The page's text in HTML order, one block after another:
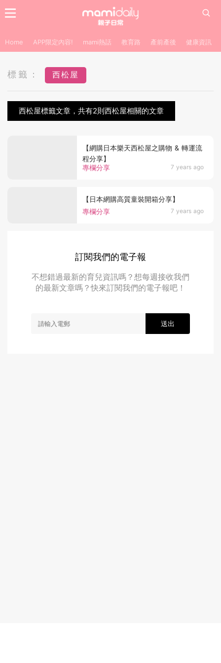
Home APP限定內容! mami熱話 教育路 產前產後 健康資訊
標籤： 西松屋
西松屋標籤文章，共有2則西松屋相關的文章
專欄分享 7 years ago
【網購日本樂天西松屋之購物 & 轉運流
程分享】
專欄分享 7 years ago
【日本網購高質童裝開箱分享】
訂閱我們的電子報
不想錯過最新的育兒資訊嗎？想每週接收我們
的最新文章嗎？快來訂閱我們的電子報吧！
送出